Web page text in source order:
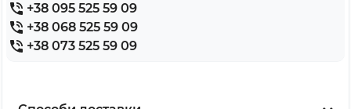
+38 095 525 59 09
+38 068 525 59 09
+38 073 525 59 09